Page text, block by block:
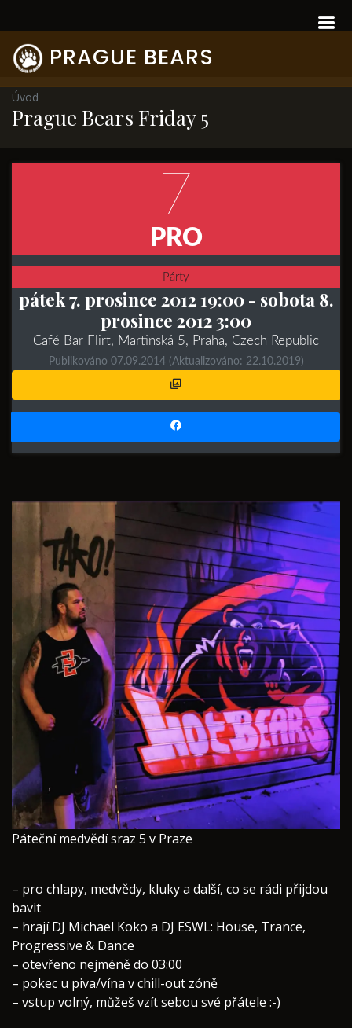
PRAGUE BEARS
Úvod
Prague Bears Friday 5
7
PRO
Párty
pátek 7. prosince 2012 19:00- sobota 8.
prosince 2012 3:00
Café Bar Flirt, Martinská 5, Praha, Czech Republic
Publikováno 07.09.2014 (Aktualizováno: 22.10.2019)
​Páteční medvědí sraz 5 v Praze
– pro chlapy, medvědy, kluky a další, co se rádi přijdou
bavit
– hrají DJ Michael Koko a DJ ESWL: House, Trance,
Progressive & Dance
– otevřeno nejméně do 03:00
– pokec u piva/vína v chill-out zóně
– vstup volný, můžeš vzít sebou své přátele :-)